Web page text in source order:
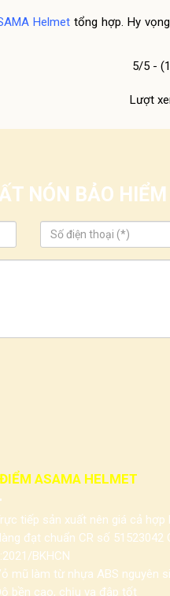
Helmettổng hợp. Hy
5/5 -
Lượt
NÓN BẢO
ASAMA HELMET
tiếp sản xuất nên giá cả hợp
đạt chuẩn CR số 51523042
BKHCN
mũ làm từ nhựa ABS nguyên
bền cao, chịu va đập tốt